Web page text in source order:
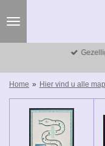
direct
Home » Hier vind u alle